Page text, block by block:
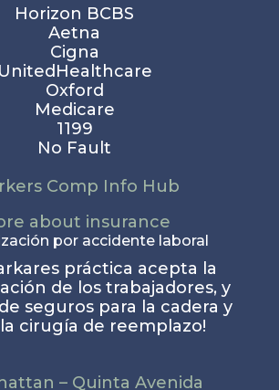
Horizon BCBS
Aetna
Cigna
UnitedHealthcare
Oxford
Medicare
1199
No Fault
Comp Info Hub
about insurance
por accidente laboral
práctica acepta la
de los trabajadores, y
seguros para la cadera y
cirugía de reemplazo!
– Quinta Avenida